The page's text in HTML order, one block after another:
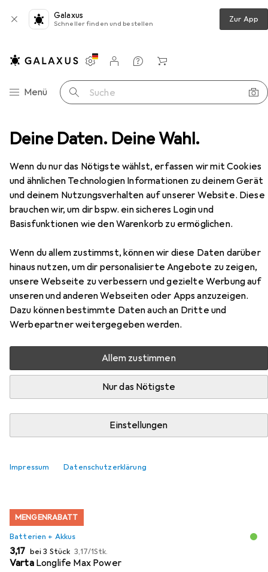
Deine Daten. Deine Wahl.
Wenn du nur das Nötigste wählst, erfassen wir mit Cookies
und ähnlichen Technologien Informationen zu deinem Gerät
und deinem Nutzungsverhalten auf unserer Website. Diese
brauchen wir, um dir bspw. ein sicheres Login und
Basisfunktionen wie den Warenkorb zu ermöglichen.
Wenn du allem zustimmst, können wir diese Daten darüber
hinaus nutzen, um dir personalisierte Angebote zu zeigen,
unsere Webseite zu verbessern und gezielte Werbung auf
unseren und anderen Webseiten oder Apps anzuzeigen.
Dazu können bestimmte Daten auch an Dritte und
Werbepartner weitergegeben werden.
Allem zustimmen
Nur das Nötigste
Einstellungen
Impressum Datenschutzerklärung
Galaxus
Schneller finden und bestellen Zur App
Navigation nach Kategorien
Menü Suche
Einstellungen
Kundenkonto
Vergleichslisten
Merklisten
Warenkorb
Electronic Tube Pilot Overdrive Efekt typu Overdrive
EUR
62,30
TC Electronic Tube Pilot Overdrive
Efekt typu Overdrive
Zubehör für TC Electronic Tube
Pilot Overdrive Efekt typu
Overdrive
Hier findest du passendes Zubehör zum Produkt TC
der Kategorie Batterien + Akkus.
Produktliste
MENGENRABATT
Batterien + Akkus
EUR
3,17 bei 3 Stück EUR
3,17/1Stk.
Varta Longlife Max Power